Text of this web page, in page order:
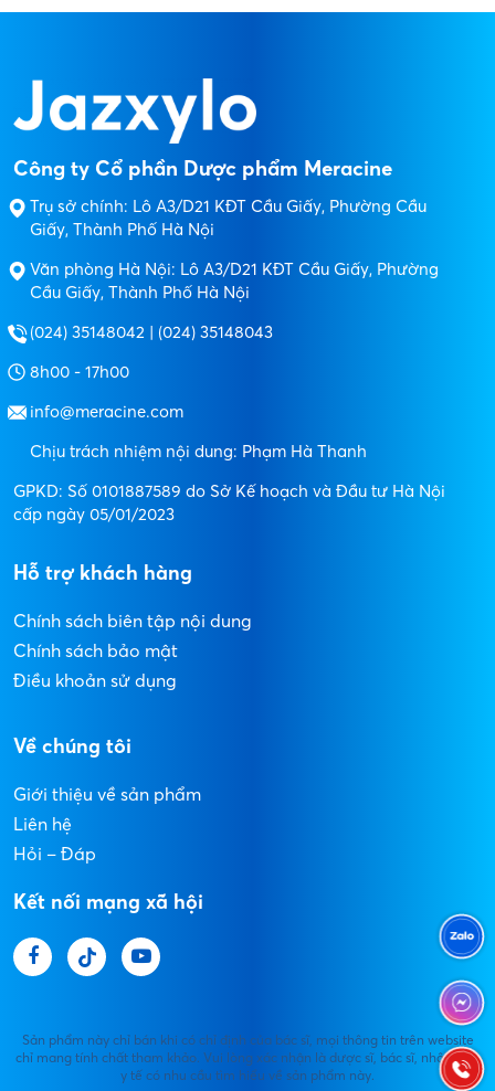
Công ty Cổ phần Dược phẩm Meracine
Trụ sở chính: Lô A3/D21 KĐT Cầu Giấy, Phường Cầu
Giấy, Thành Phố Hà Nội
Văn phòng Hà Nội: Lô A3/D21 KĐT Cầu Giấy, Phường
Cầu Giấy, Thành Phố Hà Nội
(024) 35148042 | (024) 35148043
8h00 - 17h00
info@meracine.com
Chịu trách nhiệm nội dung: Phạm Hà Thanh
GPKD: Số 0101887589 do Sở Kế hoạch và Đầu tư Hà Nội
cấp ngày 05/01/2023
Hỗ trợ khách hàng
Chính sách biên tập nội dung
Chính sách bảo mật
Điều khoản sử dụng
Về chúng tôi
Giới thiệu về sản phẩm
Liên hệ
Hỏi – Đáp
Kết nối mạng xã hội
Sản phẩm này chỉ bán khi có chỉ định của bác sĩ, mọi thông tin trên website
chỉ mang tính chất tham khảo. Vui lòng xác nhận là dược sĩ, bác sĩ, nhân viên
y tế có nhu cầu tìm hiểu về sản phẩm này.